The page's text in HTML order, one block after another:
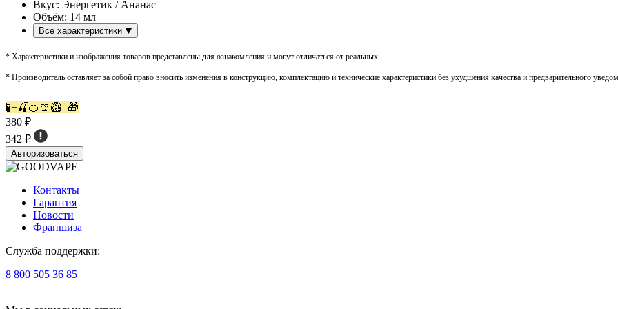
Вкус: Энергетик / Ананас
Объём: 14 мл
Все характеристики
* Характеристики и изображения товаров представлены для ознакомления и могут отличаться от реальных.
* Производитель оставляет за собой право вносить изменения в конструкцию, комплектацию и технические характеристики без ухудшения качества и предварительного
🧪+🍒🍊🍑🥝=🎁
380 ₽
342 ₽
Авторизоваться
Контакты
Гарантия
Новости
Франшиза
Служба поддержки:
8 800 505 36 85